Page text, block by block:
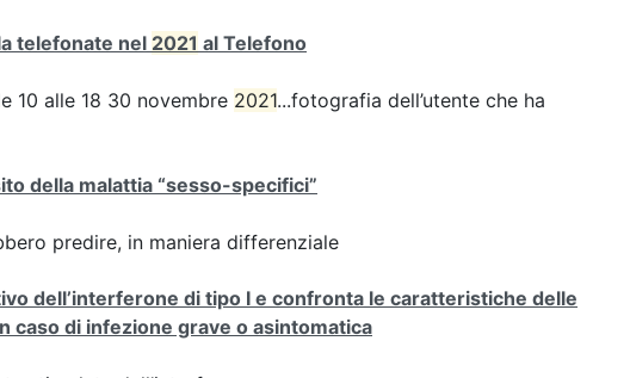
telefonate nel 2021 al Telefono
10 alle 18 30 novembre 2021...fotografia dell’utente che ha
della malattia “sesso-specifici”
predire, in maniera differenziale
dell’interferone di tipo I e confronta le caratteristiche delle
caso di infezione grave o asintomatica